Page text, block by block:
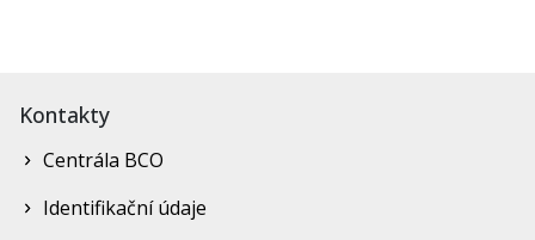
Kontakty
Centrála BCO
Identifikační údaje